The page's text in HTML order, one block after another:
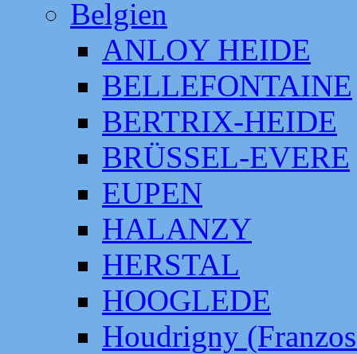
Belgien
ANLOY HEIDE
BELLEFONTAINE
BERTRIX-HEIDE
BRÜSSEL-EVERE
EUPEN
HALANZY
HERSTAL
HOOGLEDE
Houdrigny